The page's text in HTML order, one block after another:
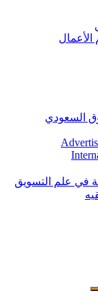
الأعمال
السعودي
في علم التسويق
بحث